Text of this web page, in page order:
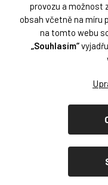
provozu a možnost
obsah včetně na míru
na tomto webu
„Souhlasím“
Copyright 2026